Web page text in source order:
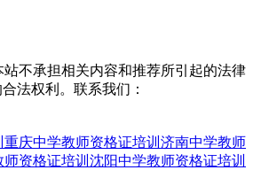
不承担相关内容和推荐所引起的法律
法权利。联系我们：
重庆中学教师资格证培训 济南中学教师
资格证培训 沈阳中学教师资格证培训